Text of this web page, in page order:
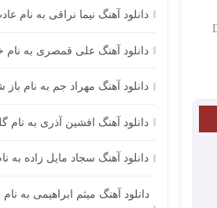
دانلود آهنگ نیما نراقی به نام
دانلود آهنگ علی قمصری به نام
دانلود آهنگ مهراد جم به نام
دانلود آهنگ افشین آذری به نام
دانلود آهنگ سجاد مایل زاده به
دانلود آهنگ میثم ابراهیمی به